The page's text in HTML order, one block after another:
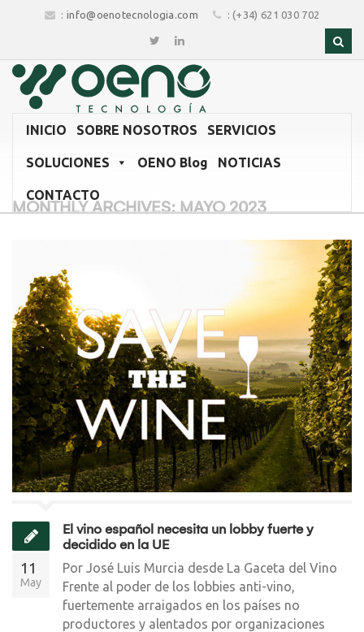
: info@oenotecnologia.com : (+34) 621 030 702
INICIO SOBRE NOSOTROS SERVICIOS
SOLUCIONES OENO Blog NOTICIAS
CONTACTO
MONTHLY ARCHIVES: MAYO 2023
11
May
El vino español necesita un lobby fuerte y
decidido en la UE
Por José Luis Murcia desde La Gaceta del Vino
Frente al poder de los lobbies anti-vino,
fuertemente arraigados en los países no
productores y alentados por organizaciones